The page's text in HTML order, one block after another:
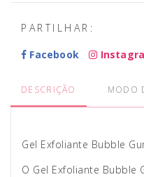
PARTILHAR:
Facebook
DESCRIÇÃO MODO
Gel Exfoliante Bubble
O Gel Exfoliante Bubble